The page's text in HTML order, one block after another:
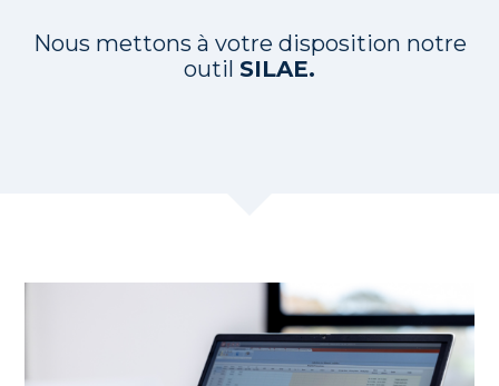
Nous mettons à votre disposition notre
outil SILAE.